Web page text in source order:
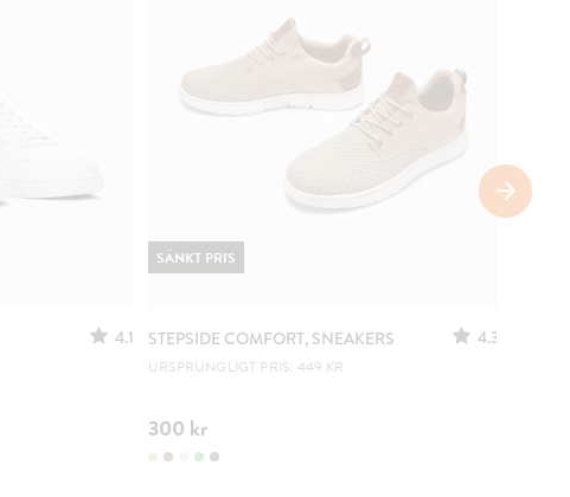
4.1 STEPSIDE COMFORT, SNEAKERS 4.3
URSPRUNGLIGT PRIS: 449 KR
300 kr
SÄNKT PRIS